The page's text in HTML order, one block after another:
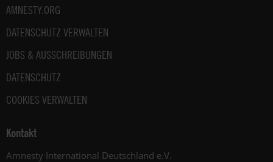
AMNESTY.ORG
DATENSCHUTZ VERWALTEN
JOBS & AUSSCHREIBUNGEN
DATENSCHUTZ
COOKIES VERWALTEN
Kontakt
Amnesty International Deutschland e.V.